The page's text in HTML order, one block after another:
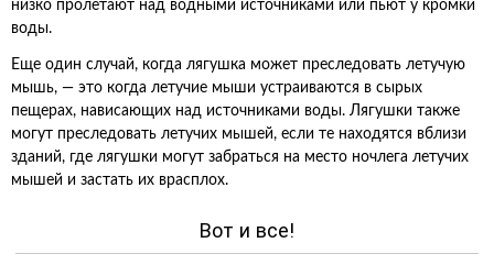
низко пролетают над водными источниками или пьют у кромки
воды.
Еще один случай, когда лягушка может преследовать летучую
мышь, — это когда летучие мыши устраиваются в сырых
пещерах, нависающих над источниками воды. Лягушки также
могут преследовать летучих мышей, если те находятся вблизи
зданий, где лягушки могут забраться на место ночлега летучих
мышей и застать их врасплох.
Вот и все!